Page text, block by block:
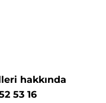
hakkında
53 16